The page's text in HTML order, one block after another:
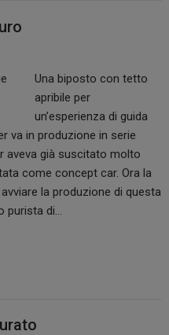
Una biposto con tetto
apribile per
un’esperienza di guida
va in produzione in serie
aveva già suscitato molto
come concept car. Ora la
la produzione di questa
di…